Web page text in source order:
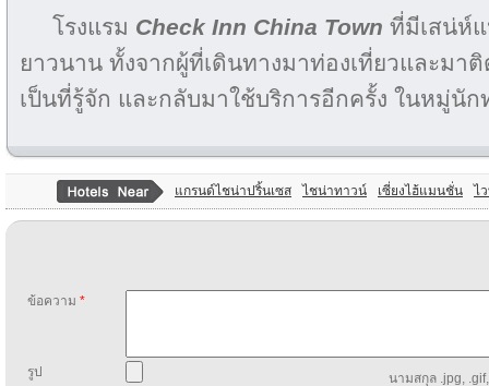
โรงแรม Check Inn China Town ที่มีเสน่ห์
ยาวนาน ทั้งจากผู้ที่เดินทางมาท่องเที่ยวและมา
เป็นที่รู้จัก และกลับมาใช้บริการอีกครั้ง ในหมู่นัก
แกรนด์ไชน่าปริ้นเซส ไชน่าทาวน์ เซี่ยงไฮ้แมนชั่น ไ
ข้อความ *
รูป นามสกุล .jpg,